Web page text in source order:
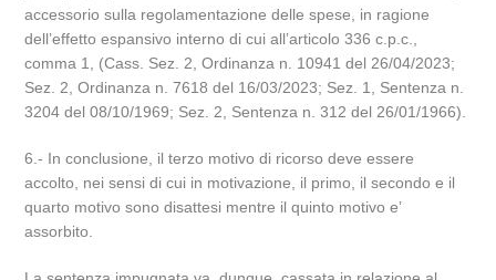
accessorio sulla regolamentazione delle spese, in ragione
dell’effetto espansivo interno di cui all’articolo 336 c.p.c.,
comma 1, (Cass. Sez. 2, Ordinanza n. 10941 del 26/04/2023;
Sez. 2, Ordinanza n. 7618 del 16/03/2023; Sez. 1, Sentenza n.
3204 del 08/10/1969; Sez. 2, Sentenza n. 312 del 26/01/1966).
6.- In conclusione, il terzo motivo di ricorso deve essere
accolto, nei sensi di cui in motivazione, il primo, il secondo e il
quarto motivo sono disattesi mentre il quinto motivo e’
assorbito.